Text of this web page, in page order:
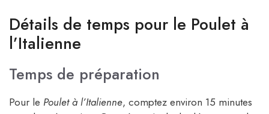
Détails de temps pour le Poulet à
l’Italienne
Temps de préparation
Pour le Poulet à l’Italienne, comptez environ 15 minutes